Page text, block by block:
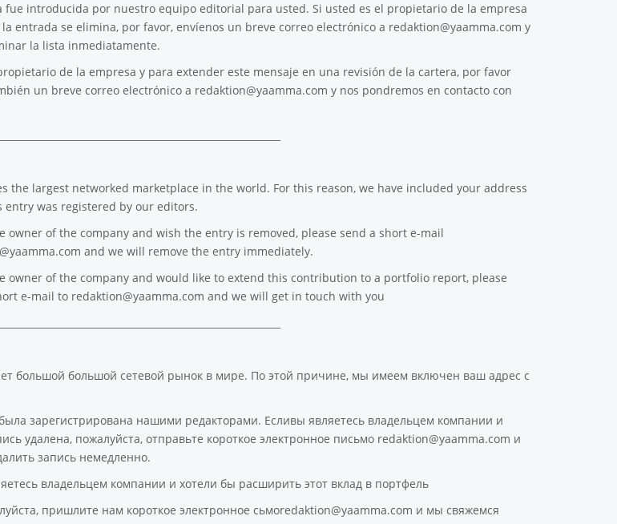
fue introducida por nuestro equipo editorial para usted. Si usted es el propietario de la empresa
entrada se elimina, por favor, envíenos un breve correo electrónico a redaktion@yaamma.com y
la lista inmediatamente.
de la empresa y para extender este mensaje en una revisión de la cartera, por favor
un breve correo electrónico a redaktion@yaamma.com y nos pondremos en contacto con
the largest networked marketplace in the world. For this reason, we have included your address
entry was registered by our editors.
owner of the company and wish the entry is removed, please send a short e-mail
and we will remove the entry immediately.
owner of the company and would like to extend this contribution to a portfolio report, please
e-mail to redaktion@yaamma.com and we will get in touch with you
большой большой сетевой рынок в мире. По этой причине, мы имеем включен ваш адрес с
зарегистрирована нашими редакторами. Есливы являетесь владельцем компании и
удалена, пожалуйста, отправьте короткое электронное письмо redaktion@yaamma.com и
запись немедленно.
владельцем компании и хотели бы расширить этот вклад в портфель
пришлите нам короткое электронное сьмоredaktion@yaamma.com и мы свяжемся